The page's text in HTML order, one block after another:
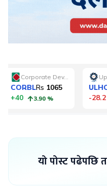
यो पोस्ट पढेपछि